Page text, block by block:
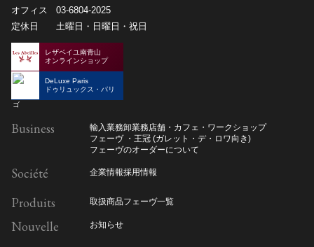
オフィス
03-6804-2025
定休日
土曜日・日曜日・祝日
レザベイユ南青山
オンラインショップ
DeLuxe Paris
ドゥリュックス・パリ
Business 輸入業務卸業務店舗・カフェ・ワークショップ
フェーヴ ・王冠 (ガレット・デ・ロワ向き)
フェーヴのオーダーについて
Société 企業情報採用情報
Produits 取扱商品フェーヴ一覧
Nouvelle お知らせ